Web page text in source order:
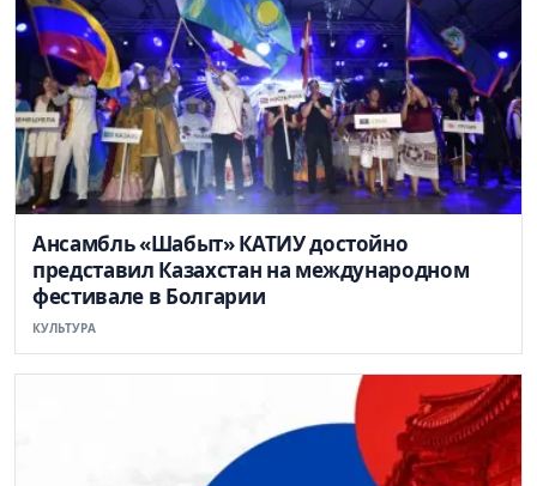
Ансамбль «Шабыт» КАТИУ достойно
представил Казахстан на международном
фестивале в Болгарии
КУЛЬТУРА